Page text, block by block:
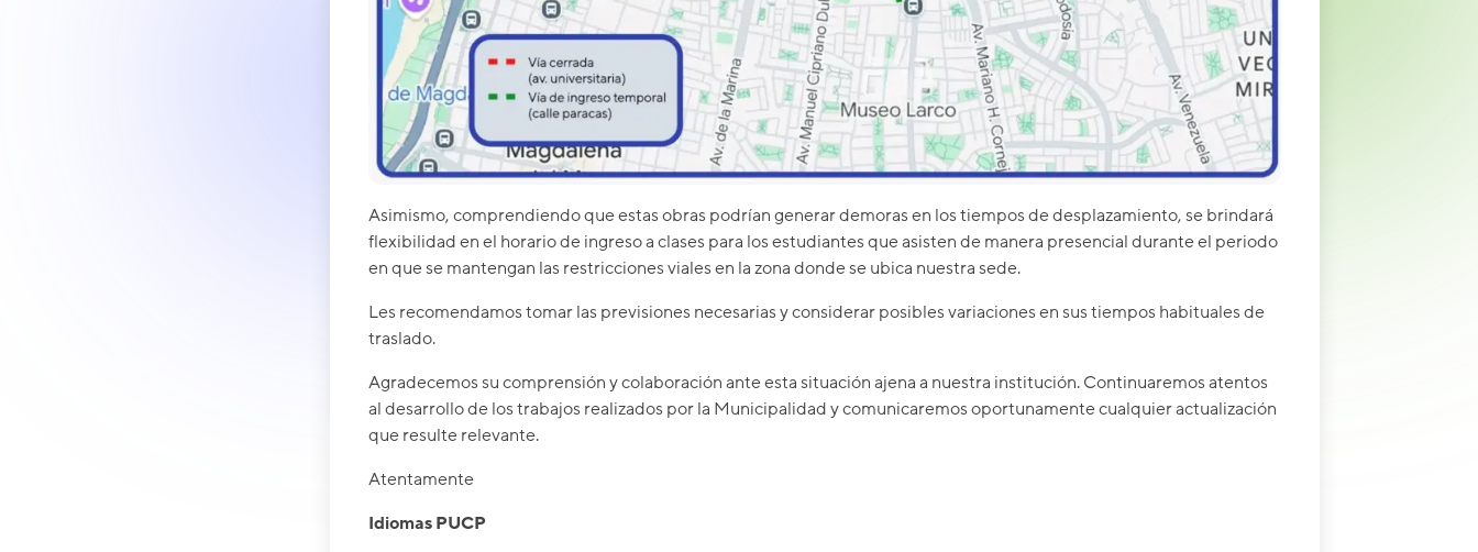
Asimismo, comprendiendo que estas obras podrían generar demoras en los tiempos de desplazamiento, se brindará
flexibilidad en el horario de ingreso a clases para los estudiantes que asisten de manera presencial durante el periodo
en que se mantengan las restricciones viales en la zona donde se ubica nuestra sede.
Les recomendamos tomar las previsiones necesarias y considerar posibles variaciones en sus tiempos habituales de
traslado.
Agradecemos su comprensión y colaboración ante esta situación ajena a nuestra institución. Continuaremos atentos
al desarrollo de los trabajos realizados por la Municipalidad y comunicaremos oportunamente cualquier actualización
que resulte relevante.
Atentamente
Idiomas PUCP